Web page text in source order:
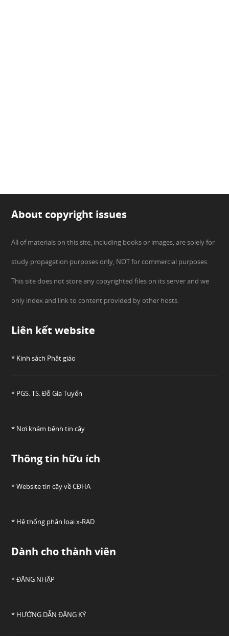
About copyright issues
All of materials on this site, including books or images, are solely for
study propagation purposes only, NOT for commercial purposes.
This site does not store any copyrighted files on its server and we
only index and link to content provided by other hosts.
Liên kết website
* Kinh sách Phật giáo
* PGS. TS. Đỗ Gia Tuyển
* Nơi khám bệnh tin cậy
Thông tin hữu ích
* Website tin cậy về CĐHA
* Hệ thống phân loại x-RAD
Dành cho thành viên
* ĐĂNG NHẬP
* HƯỚNG DẪN ĐĂNG KÝ